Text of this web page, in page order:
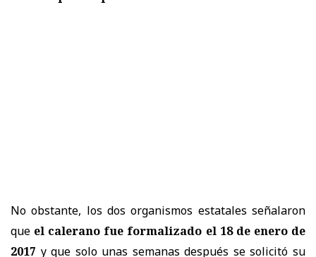
No obstante, los dos organismos estatales señalaron
que el calerano fue formalizado el 18 de enero de
2017 y que solo unas semanas después se solicitó su